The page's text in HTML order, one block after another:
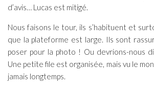
d’avis… Lucas est mitigé.
Nous faisons le tour, ils s’habituent et
que la plateforme est large. Ils sont
poser pour la photo ! Ou devrions-nous
Une petite file est organisée, mais vu le
jamais longtemps.